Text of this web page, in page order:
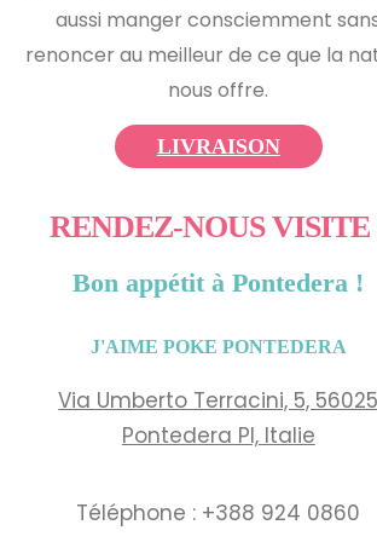
aussi manger consciemment
renoncer au meilleur de ce que la
nous offre.
LIVRAISON
RENDEZ-NOUS VISITE
Bon appétit à Pontedera !
J'AIME POKE PONTEDERA
Via Umberto Terracini, 5, 56025
Pontedera PI, Italie
Téléphone : +388 924 0860